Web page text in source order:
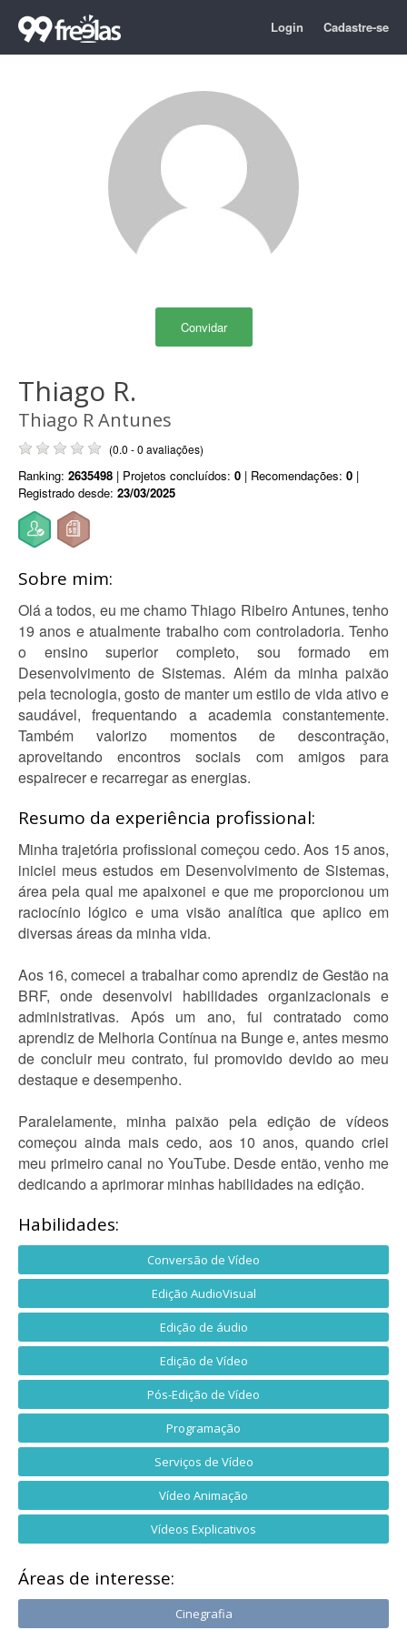
Login Cadastre-se
Convidar
Thiago R.
Thiago R Antunes
(0.0 - 0 avaliações)
Ranking: 2635498 | Projetos concluídos: 0 | Recomendações: 0 |
Registrado desde: 23/03/2025
Sobre mim:
Olá a todos, eu me chamo Thiago Ribeiro Antunes, tenho
19 anos e atualmente trabalho com controladoria. Tenho
o ensino superior completo, sou formado em
Desenvolvimento de Sistemas. Além da minha paixão
pela tecnologia, gosto de manter um estilo de vida ativo e
saudável, frequentando a academia constantemente.
Também valorizo momentos de descontração,
aproveitando encontros sociais com amigos para
espairecer e recarregar as energias.
Resumo da experiência profissional:
Minha trajetória profissional começou cedo. Aos 15 anos,
iniciei meus estudos em Desenvolvimento de Sistemas,
área pela qual me apaixonei e que me proporcionou um
raciocínio lógico e uma visão analítica que aplico em
diversas áreas da minha vida.
Aos 16, comecei a trabalhar como aprendiz de Gestão na
BRF, onde desenvolvi habilidades organizacionais e
administrativas. Após um ano, fui contratado como
aprendiz de Melhoria Contínua na Bunge e, antes mesmo
de concluir meu contrato, fui promovido devido ao meu
destaque e desempenho.
Paralelamente, minha paixão pela edição de vídeos
começou ainda mais cedo, aos 10 anos, quando criei
meu primeiro canal no YouTube. Desde então, venho me
dedicando a aprimorar minhas habilidades na edição.
Habilidades:
Conversão de Vídeo
Edição AudioVisual
Edição de áudio
Edição de Vídeo
Pós-Edição de Vídeo
Programação
Serviços de Vídeo
Vídeo Animação
Vídeos Explicativos
Áreas de interesse:
Cinegrafia